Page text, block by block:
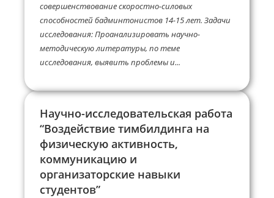
совершенствование скоростно-силовых
способностей бадминтонистов 14-15 лет. Задачи
исследования: Проанализировать научно-
методическую литературы, по теме
исследования, выявить проблемы и...
Научно-исследовательская работа
“Воздействие тимбилдинга на
физическую активность,
коммуникацию и
организаторские навыки
студентов”